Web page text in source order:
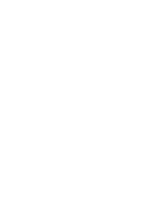
ル1
あげてください。